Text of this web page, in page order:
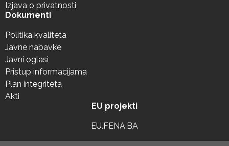
Izjava o privatnosti
Dokumenti
Politika kvaliteta
Javne nabavke
Javni oglasi
Pristup informacijama
Plan integriteta
Akti
EU projekti
EU.FENA.BA